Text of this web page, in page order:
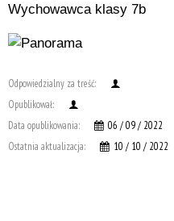
Wychowawca klasy 7b
Odpowiedzialny za treść:
Opublikował:
Data opublikowania:
06 / 09 / 2022
Ostatnia aktualizacja:
10 / 10 / 2022